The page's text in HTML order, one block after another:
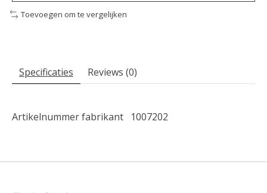
Toevoegen om te vergelijken
Specificaties Reviews (0)
Artikelnummer fabrikant 1007202